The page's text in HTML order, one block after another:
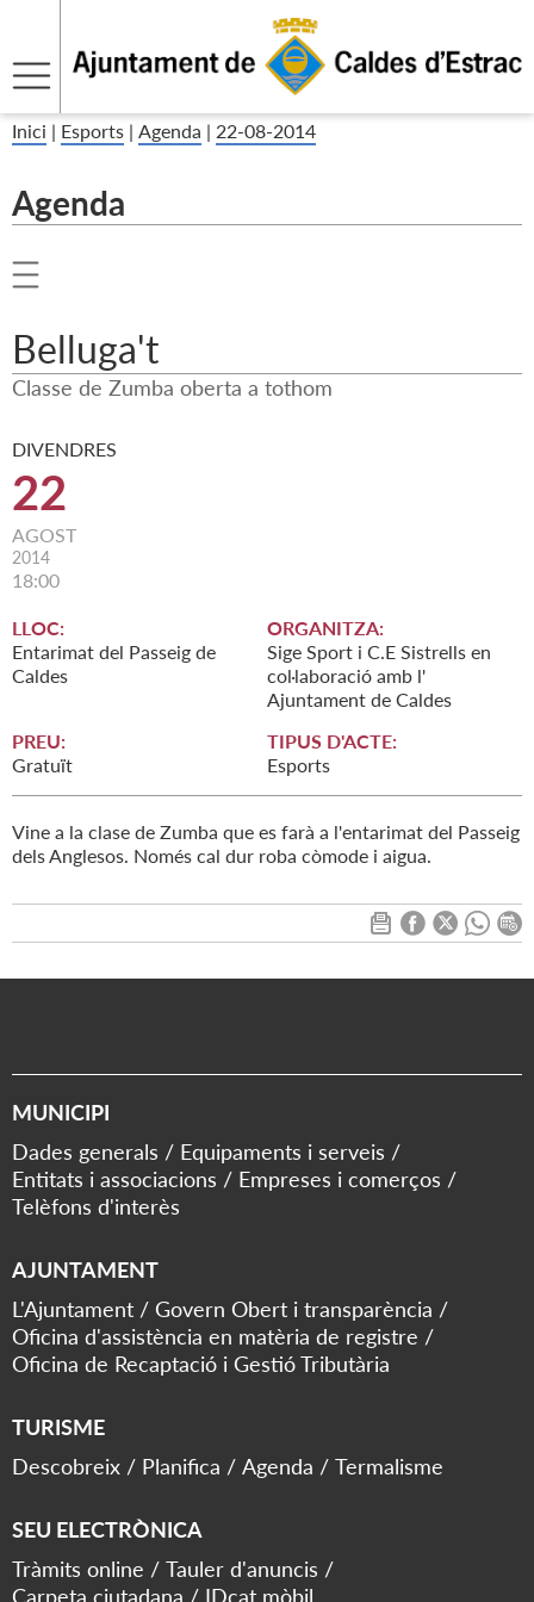
Inici | Esports | Agenda | 22-08-2014
Agenda
Belluga't
Classe de Zumba oberta a tothom
DIVENDRES
22
AGOST
2014
18:00
LLOC:
Entarimat del Passeig de
Caldes
ORGANITZA:
Sige Sport i C.E Sistrells en
col·laboració amb l'
Ajuntament de Caldes
PREU:
Gratuït
TIPUS D'ACTE:
Esports
Vine a la clase de Zumba que es farà a l'entarimat del Passeig
dels Anglesos. Només cal dur roba còmode i aigua.
MUNICIPI
Dades generals
Equipaments i serveis
Entitats i associacions
Empreses i comerços
Telèfons d'interès
AJUNTAMENT
L'Ajuntament
Govern Obert i transparència
Oficina d'assistència en matèria de registre
Oficina de Recaptació i Gestió Tributària
TURISME
Descobreix
Planifica Agenda Termalisme
SEU ELECTRÒNICA
Tràmits online
Tauler d'anuncis
Carpeta ciutadana
IDcat mòbil